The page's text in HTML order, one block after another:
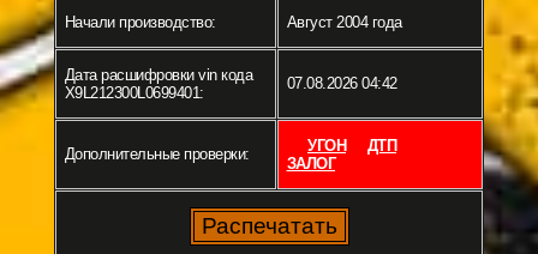
Начали производство: Август 2004 года
Дата расшифровки vin кода
X9L212300L0699401:
07.08.2026 04:42
Дополнительные проверки: УГОН
ДТП
ЗАЛОГ